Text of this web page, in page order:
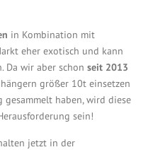
in Kombination mit
eher exotisch und kann
Da wir aber schon seit 2013
größer 10t einsetzen
haben, wird diese
sein!
jetzt in der